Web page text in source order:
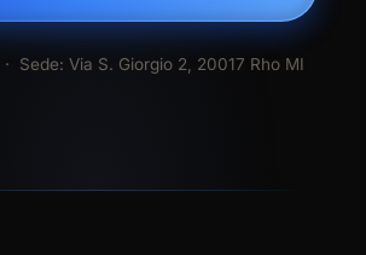
· Sede: Via S. Giorgio 2, 20017 Rho MI